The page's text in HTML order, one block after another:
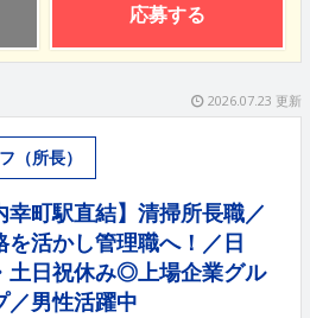
応募する
2026.07.23 更新
（所長）
幸町駅直結】清掃所長職／
を活かし管理職へ！／日
土日祝休み◎上場企業グル
／男性活躍中